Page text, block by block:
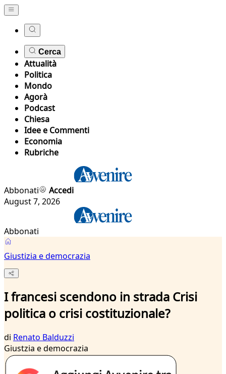
Cerca
Attualità
Politica
Mondo
Agorà
Podcast
Chiesa
Idee e Commenti
Economia
Rubriche
Abbonati
Accedi
August 7, 2026
Abbonati
Giustizia e democrazia
I francesi scendono in strada Crisi
politica o crisi costituzionale?
di Renato Balduzzi
Giustzia e democrazia